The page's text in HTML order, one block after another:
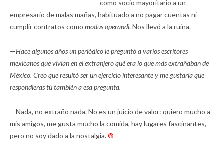
como socio mayoritario a un
empresario de malas mañas, habituado a no pagar cuentas ni
cumplir contratos como modus operandi. Nos llevó a la ruina.
—Hace algunos años un periódico le preguntó a varios escritores
mexicanos que vivían en el extranjero qué era lo que más extrañaban de
México. Creo que resultó ser un ejercicio interesante y me gustaría que
respondieras tú también a esa pregunta.
—Nada, no extraño nada. No es un juicio de valor: quiero mucho a
mis amigos, me gusta mucho la comida, hay lugares fascinantes,
pero no soy dado a la nostalgia.®